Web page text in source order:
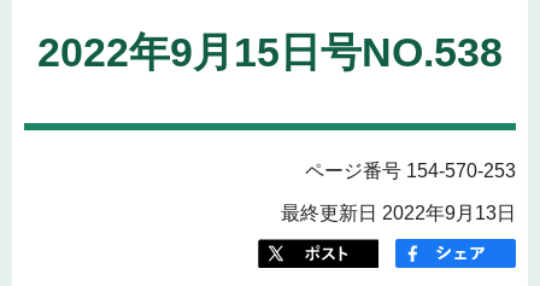
2022年9月15日号NO.538
ページ番号 154-570-253
最終更新日 2022年9月13日